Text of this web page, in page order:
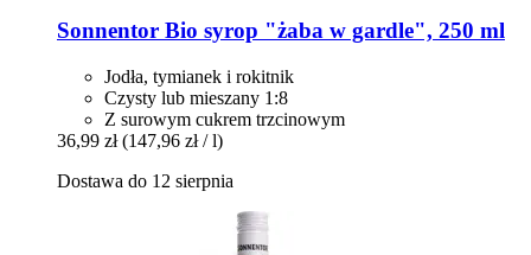
Sonnentor Bio syrop "żaba w gardle", 250 ml
Jodła, tymianek i rokitnik
Czysty lub mieszany 1:8
Z surowym cukrem trzcinowym
36,99 zł (147,96 zł / l)
Dostawa do 12 sierpnia